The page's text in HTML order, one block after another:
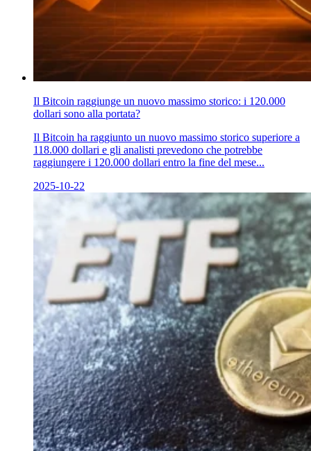
Il Bitcoin raggiunge un nuovo massimo storico: i 120.000
dollari sono alla portata?
Il Bitcoin ha raggiunto un nuovo massimo storico superiore a
118.000 dollari e gli analisti prevedono che potrebbe
raggiungere i 120.000 dollari entro la fine del mese...
2025-10-22